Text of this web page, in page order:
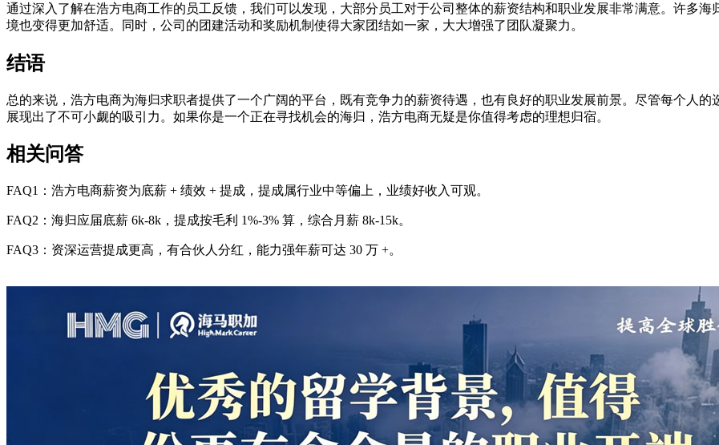
通过深入了解在浩方电商工作的员工反馈，我们可以发现，大部分员工对于公司整体的薪资结构和职业发展非常满意。许多
境也变得更加舒适。同时，公司的团建活动和奖励机制使得大家团结如一家，大大增强了团队凝聚力。
结语
总的来说，浩方电商为海归求职者提供了一个广阔的平台，既有竞争力的薪资待遇，也有良好的职业发展前景。尽管每个人
展现出了不可小觑的吸引力。如果你是一个正在寻找机会的海归，浩方电商无疑是你值得考虑的理想归宿。
相关问答
FAQ1：浩方电商薪资为底薪 + 绩效 + 提成，提成属行业中等偏上，业绩好收入可观。
FAQ2：海归应届底薪 6k-8k，提成按毛利 1%-3% 算，综合月薪 8k-15k。
FAQ3：资深运营提成更高，有合伙人分红，能力强年薪可达 30 万 +。